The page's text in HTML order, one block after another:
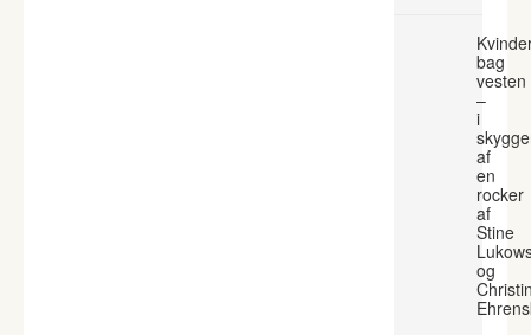
bag
vesten
–
i
af
en
rocker
af
Stine
og